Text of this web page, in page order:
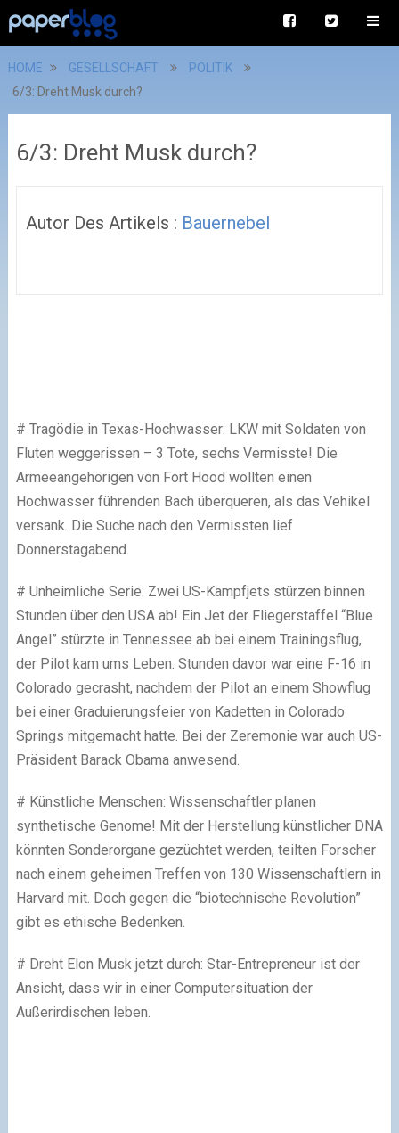
HOME GESELLSCHAFT
POLITIK
6/3: Dreht Musk durch?
6/3: Dreht Musk durch?
Autor Des Artikels : Bauernebel
# Tragödie in Texas-Hochwasser: LKW mit Soldaten von
Fluten weggerissen – 3 Tote, sechs Vermisste! Die
Armeeangehörigen von Fort Hood wollten einen
Hochwasser führenden Bach überqueren, als das Vehikel
versank. Die Suche nach den Vermissten lief
Donnerstagabend.
# Unheimliche Serie: Zwei US-Kampfjets stürzen binnen
Stunden über den USA ab! Ein Jet der Fliegerstaffel “Blue
Angel” stürzte in Tennessee ab bei einem Trainingsflug,
der Pilot kam ums Leben. Stunden davor war eine F-16 in
Colorado gecrasht, nachdem der Pilot an einem Showflug
bei einer Graduierungsfeier von Kadetten in Colorado
Springs mitgemacht hatte. Bei der Zeremonie war auch US-
Präsident Barack Obama anwesend.
# Künstliche Menschen: Wissenschaftler planen
synthetische Genome! Mit der Herstellung künstlicher DNA
könnten Sonderorgane gezüchtet werden, teilten Forscher
nach einem geheimen Treffen von 130 Wissenschaftlern in
Harvard mit. Doch gegen die “biotechnische Revolution”
gibt es ethische Bedenken.
# Dreht Elon Musk jetzt durch: Star-Entrepreneur ist der
Ansicht, dass wir in einer Computersituation der
Außerirdischen leben.